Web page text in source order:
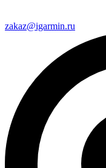
zakaz@igarmin.ru